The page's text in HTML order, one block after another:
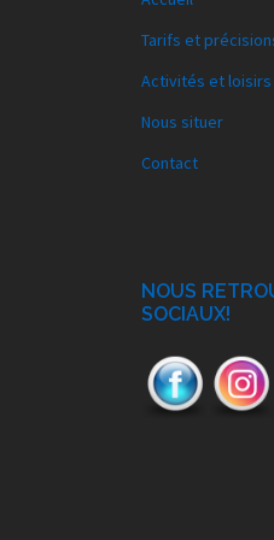
Tarifs et
Activités et loisirs
Nous situer
Contact
NOUS
SOCIAUX!